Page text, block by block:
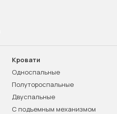
Кровати
Односпальные
Полутороспальные
Двуспальные
С подъемным механизмом